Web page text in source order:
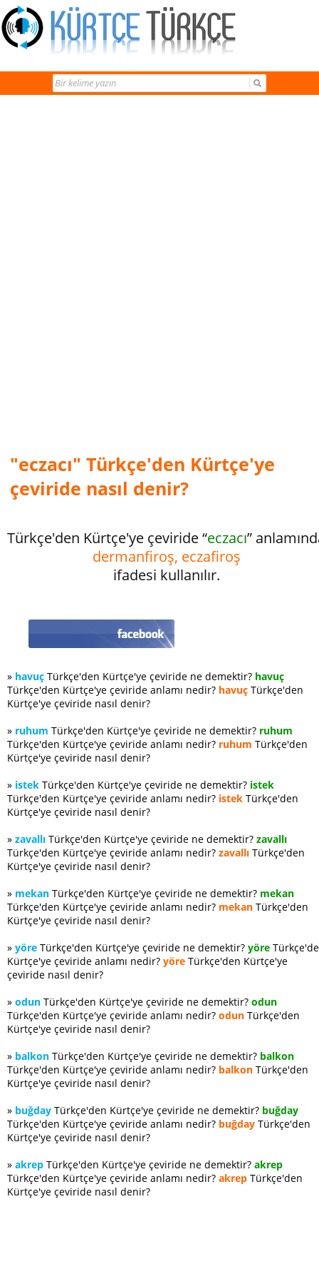
"eczacı" Türkçe'den Kürtçe'ye
çeviride nasıl denir?
Türkçe'den Kürtçe'ye çeviride “eczacı”
dermanfiroş, eczafiroş
ifadesi kullanılır.
» havuç Türkçe'den Kürtçe'ye çeviride ne demektir? havuç
Türkçe'den Kürtçe'ye çeviride anlamı nedir? havuç Türkçe'den
Kürtçe'ye çeviride nasıl denir?
» ruhum Türkçe'den Kürtçe'ye çeviride ne demektir? ruhum
Türkçe'den Kürtçe'ye çeviride anlamı nedir? ruhum Türkçe'den
Kürtçe'ye çeviride nasıl denir?
» istek Türkçe'den Kürtçe'ye çeviride ne demektir? istek
Türkçe'den Kürtçe'ye çeviride anlamı nedir? istek Türkçe'den
Kürtçe'ye çeviride nasıl denir?
» zavallı Türkçe'den Kürtçe'ye çeviride ne demektir? zavallı
Türkçe'den Kürtçe'ye çeviride anlamı nedir? zavallı Türkçe'den
Kürtçe'ye çeviride nasıl denir?
» mekan Türkçe'den Kürtçe'ye çeviride ne demektir? mekan
Türkçe'den Kürtçe'ye çeviride anlamı nedir? mekan Türkçe'den
Kürtçe'ye çeviride nasıl denir?
» yöre Türkçe'den Kürtçe'ye çeviride ne demektir? yöre
Kürtçe'ye çeviride anlamı nedir? yöre Türkçe'den Kürtçe'ye
çeviride nasıl denir?
» odun Türkçe'den Kürtçe'ye çeviride ne demektir? odun
Türkçe'den Kürtçe'ye çeviride anlamı nedir? odun Türkçe'den
Kürtçe'ye çeviride nasıl denir?
» balkon Türkçe'den Kürtçe'ye çeviride ne demektir? balkon
Türkçe'den Kürtçe'ye çeviride anlamı nedir? balkon Türkçe'den
Kürtçe'ye çeviride nasıl denir?
» buğday Türkçe'den Kürtçe'ye çeviride ne demektir? buğday
Türkçe'den Kürtçe'ye çeviride anlamı nedir? buğday Türkçe'den
Kürtçe'ye çeviride nasıl denir?
» akrep Türkçe'den Kürtçe'ye çeviride ne demektir? akrep
Türkçe'den Kürtçe'ye çeviride anlamı nedir? akrep Türkçe'den
Kürtçe'ye çeviride nasıl denir?